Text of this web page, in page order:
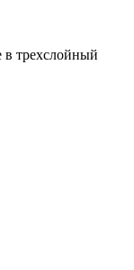
в трехслойный